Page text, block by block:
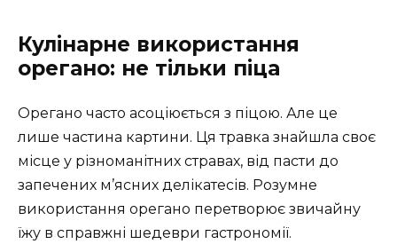
Кулінарне використання
орегано: не тільки піца
Орегано часто асоціюється з піцою. Але це
лише частина картини. Ця травка знайшла своє
місце у різноманітних стравах, від пасти до
запечених м’ясних делікатесів. Розумне
використання орегано перетворює звичайну
їжу в справжні шедеври гастрономії.